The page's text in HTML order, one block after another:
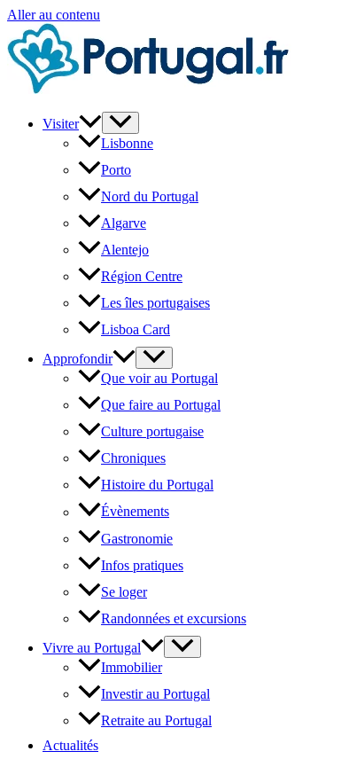
Aller au contenu
Visiter
Lisbonne
Porto
Nord du Portugal
Algarve
Alentejo
Région Centre
Les îles portugaises
Lisboa Card
Approfondir
Que voir au Portugal
Que faire au Portugal
Culture portugaise
Chroniques
Histoire du Portugal
Évènements
Gastronomie
Infos pratiques
Se loger
Randonnées et excursions
Vivre au Portugal
Immobilier
Investir au Portugal
Retraite au Portugal
Actualités